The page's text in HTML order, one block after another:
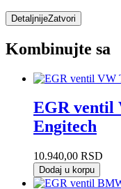
DetaljnijeZatvori
Kombinujte sa
EGR ventil
Engitech
10.940,00 RSD
Dodaj u korpu